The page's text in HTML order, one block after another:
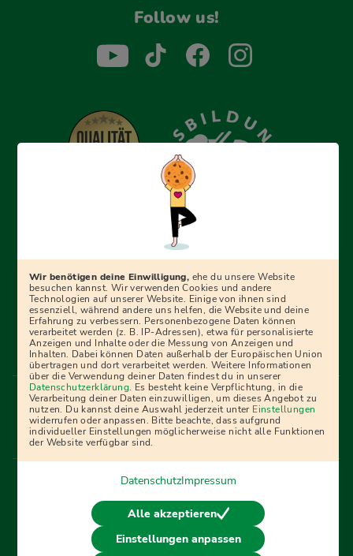
Follow us!
Erfolgreich bewerben mit Ausbildungspark: Wir
begleiten dich Schritt für Schritt bei deinem Start in den
Ratgebern und Prüfungspaketen, interaktiven
Videokursen und vielem mehr. Für alle, die was werden
wollen!
Menü Fußleiste
Impressum Bildquellen Presse
Mediadaten
Partner
AGB Datenschutz
Widerrufsbelehrung
Bestellung
Affiliate Partner Cookies
Vertrag widerrufen
© 2026 Ausbildungspark Verlag. Alle Rechte vorbehalten.
Wir benötigen deine Einwilligung, ehe du unsere Website
besuchen kannst. Wir verwenden Cookies und andere
Technologien auf unserer Website. Einige von ihnen sind
essenziell, während andere uns helfen, die Website und deine
Erfahrung zu verbessern. Personenbezogene Daten können
verarbeitet werden (z. B. IP-Adressen), etwa für personalisierte
Anzeigen und Inhalte oder die Messung von Anzeigen und
Inhalten. Dabei können Daten außerhalb der Europäischen Union
übertragen und dort verarbeitet werden. Weitere Informationen
über die Verwendung deiner Daten findest du in unserer
Datenschutzerklärung. Es besteht keine Verpflichtung, in die
Verarbeitung deiner Daten einzuwilligen, um dieses Angebot zu
nutzen. Du kannst deine Auswahl jederzeit unter Einstellungen
widerrufen oder anpassen. Bitte beachte, dass aufgrund
individueller Einstellungen möglicherweise nicht alle Funktionen
der Website verfügbar sind.
DatenschutzImpressum
Alle akzeptieren
Einstellungen anpassen